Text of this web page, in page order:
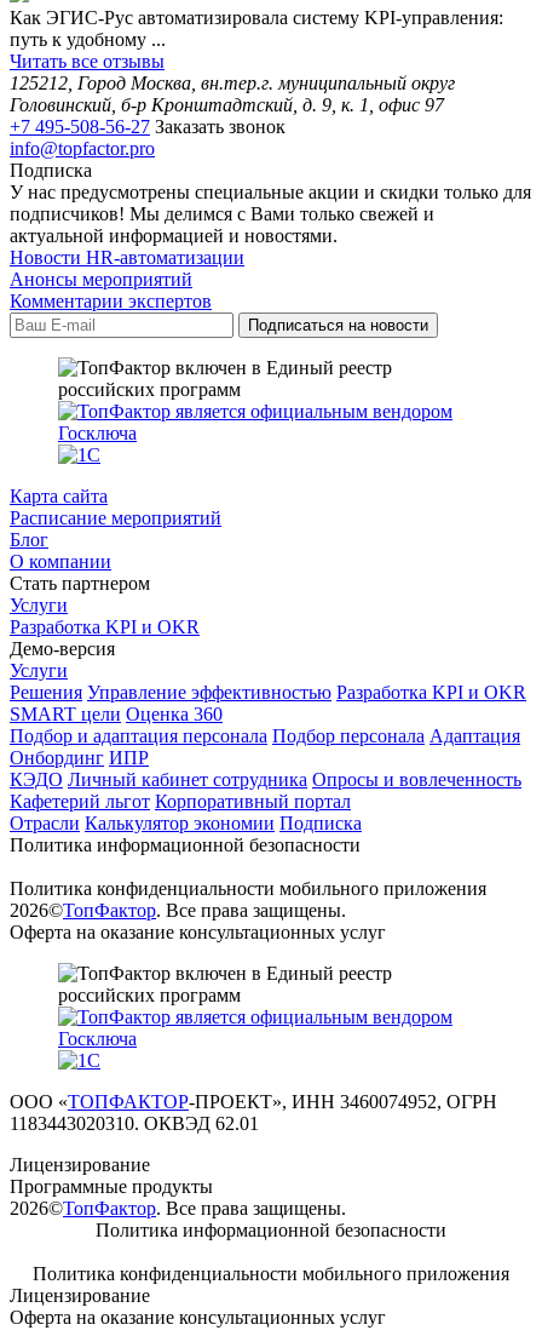
Как ЭГИС-Рус автоматизировала систему KPI-управления:
путь к удобному ...
Читать все отзывы
125212, Город Москва, вн.тер.г. муниципальный округ
Головинский, б-р Кронштадтский, д. 9, к. 1, офис 97
+7 495-508-56-27 Заказать звонок
info@topfactor.pro
Подписка
У нас предусмотрены специальные акции и скидки только для
подписчиков! Мы делимся с Вами только свежей и
актуальной информацией и новостями.
Новости HR-автоматизации
Анонсы мероприятий
Комментарии экспертов
Карта сайта
Расписание мероприятий
Блог
О компании
Стать партнером
Услуги
Разработка KPI и OKR
Демо-версия
Услуги
Решения Управление эффективностью Разработка KPI и OKR
SMART цели Оценка 360
Подбор и адаптация персонала Подбор персонала Адаптация
Онбординг ИПР
КЭДО Личный кабинет сотрудника Опросы и вовлеченность
Кафетерий льгот Корпоративный портал
Отрасли Калькулятор экономии Подписка
Политика информационной безопасности
Политика конфиденциальности мобильного приложения
2026©ТопФактор. Все права защищены.
Оферта на оказание консультационных услуг
ООО «ТОПФАКТОР-ПРОЕКТ», ИНН 3460074952, ОГРН
1183443020310. ОКВЭД 62.01
Лицензирование
Программные продукты
2026©ТопФактор. Все права защищены.
Политика информационной безопасности
Политика конфиденциальности мобильного приложения
Лицензирование
Оферта на оказание консультационных услуг